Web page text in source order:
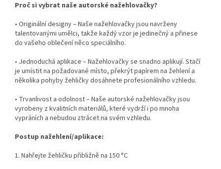
Proč si vybrat naše autorské nažehlovačky?
• Originální designy – Naše nažehlovačky jsou navrženy
talentovanými umělci, takže každý vzor je jedinečný a přinese
do vašeho oblečení něco speciálního.
• Jednoduchá aplikace – Nažehlovačky se snadno aplikují. Stačí
je umístit na požadované místo, překrýt papírem na žehlení a
několika pohyby žehličky dosáhnete profesionálního vzhledu.
• Trvanlivost a odolnost – Naše autorské nažehlovačky jsou
vyrobeny z kvalitních materiálů, které vydrží i po mnoha
vypráních a nebudou ztrácet na svém vzhledu.
Postup nažehlení/aplikace:
1. Nahřejte žehličku přibližně na 150 °C